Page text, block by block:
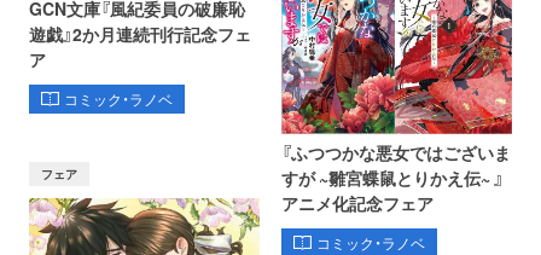
GCN文庫『風紀委員の破廉恥
遊戯』2か月連続刊行記念フェ
ア
コミック・ラノベ
フェア
『ふつつかな悪女ではございま
すが ~雛宮蝶鼠とりかえ伝~ 』
アニメ化記念フェア
コミック・ラノベ